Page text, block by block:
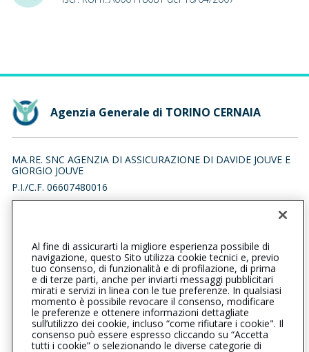
Agenzia Generale di TORINO CERNAIA
MA.RE. SNC AGENZIA DI ASSICURAZIONE DI DAVIDE JOUVE E
GIORGIO JOUVE
P.I./C.F. 06607480016
CORSO ALESSANDRO TASSONI 31/A, 10143 TORINO (TO)
0115612161 0115612173
torinocernaia@cattolica.it
maresnc.pec@pcert.it
L’intermediario è soggetto al controllo dell’IVASS. Consulta il
Al fine di assicurarti la migliore esperienza possibile di
navigazione, questo Sito utilizza cookie tecnici e, previo
tuo consenso, di funzionalità e di profilazione, di prima
e di terze parti, anche per inviarti messaggi pubblicitari
mirati e servizi in linea con le tue preferenze. In qualsiasi
momento è possibile revocare il consenso, modificare
le preferenze e ottenere informazioni dettagliate
sull’utilizzo dei cookie, incluso “come rifiutare i cookie". Il
consenso può essere espresso cliccando su “Accetta
tutti i cookie” o selezionando le diverse categorie di